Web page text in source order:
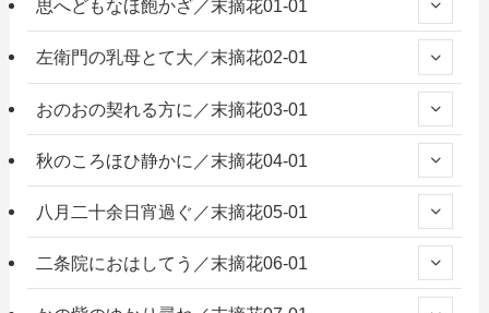
思へどもなほ飽かざ／末摘花01-01
左衛門の乳母とて大／末摘花02-01
おのおの契れる方に／末摘花03-01
秋のころほひ静かに／末摘花04-01
八月二十余日宵過ぐ／末摘花05-01
二条院におはしてう／末摘花06-01